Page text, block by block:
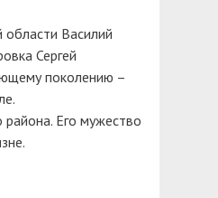
области Василий
Сергей
поколению –
Его мужество